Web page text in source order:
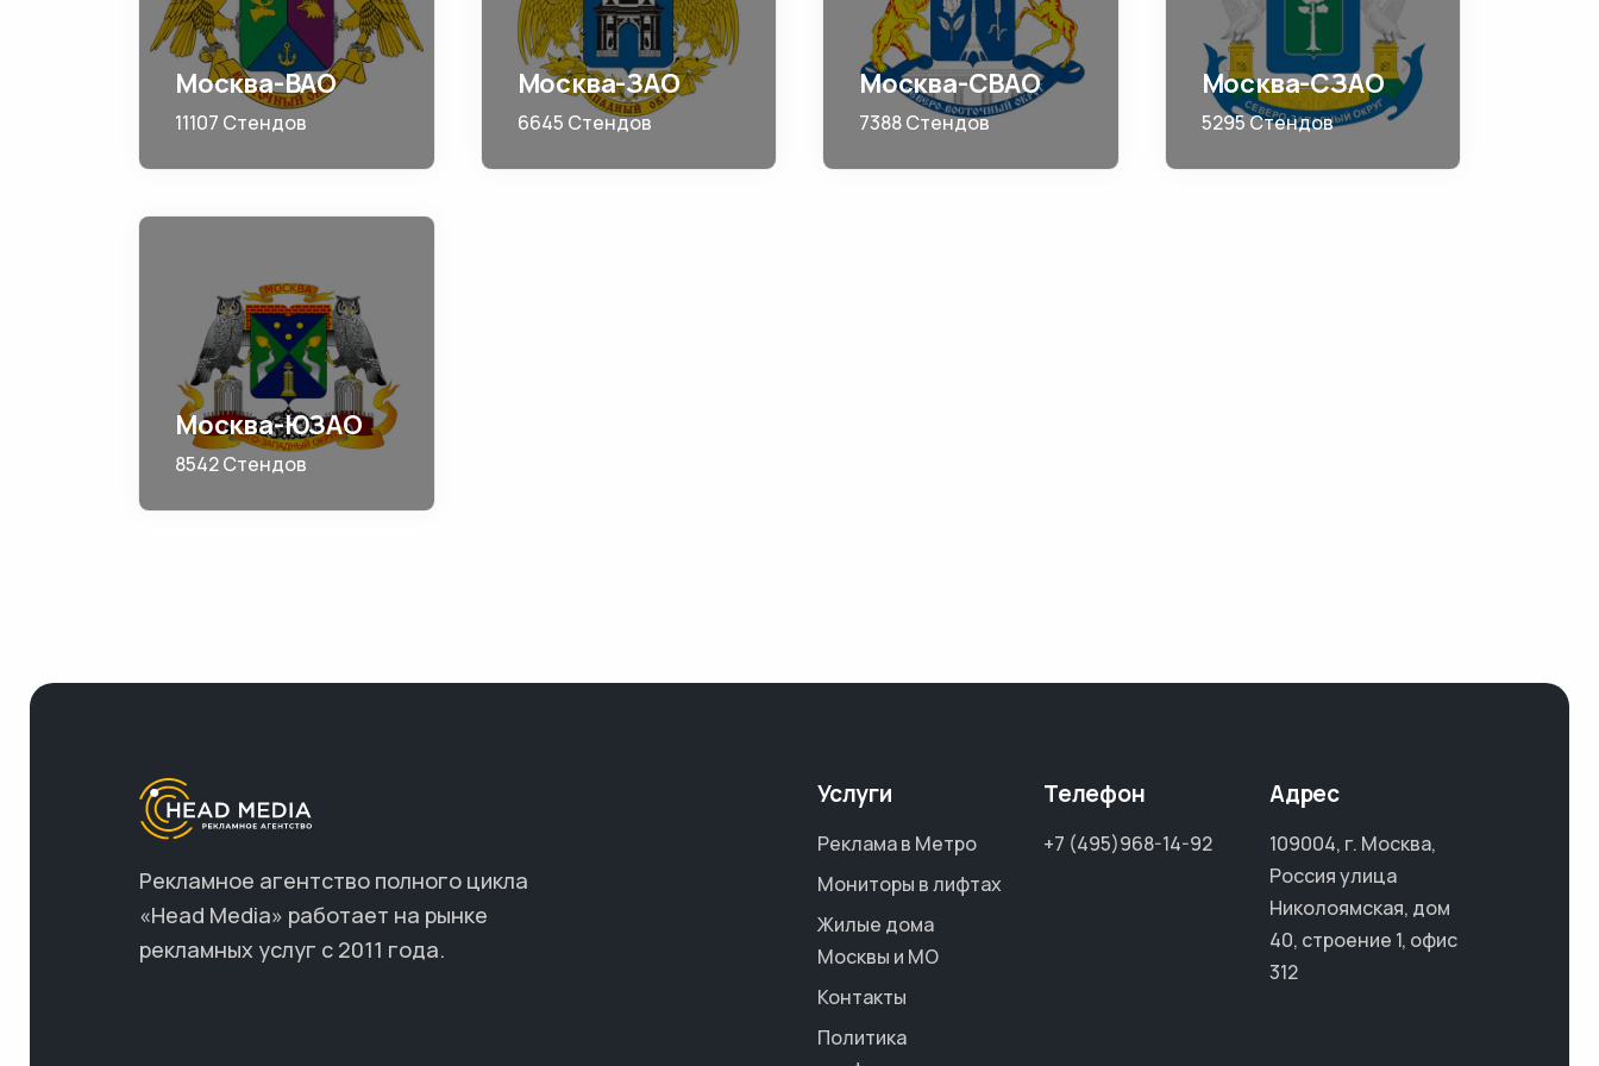
Москва-ВАО
11107 Стендов
Москва-ЗАО
6645 Стендов
Москва-СВАО
7388 Стендов
Москва-СЗАО
5295 Стендов
Москва-ЮЗАО
8542 Стендов
Рекламное агентство полного цикла
«Head Media» работает на рынке
рекламных услуг с 2011 года.
Услуги
Реклама в Метро
Мониторы в лифтах
Жилые дома
Москвы и МО
Контакты
Политика
Телефон
+7 (495)968-14-92
Адрес
109004, г. Москва,
Россия улица
Николоямская, дом
40, строение 1, офис
312